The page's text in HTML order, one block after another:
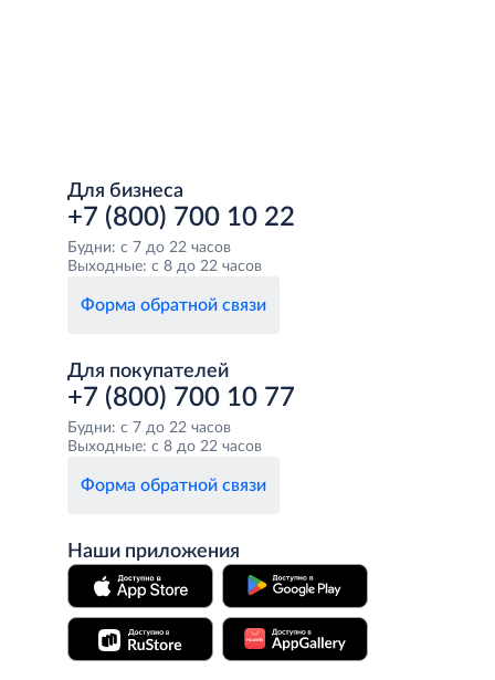
Для бизнеса
+7 (800) 700 10 22
Будни: с 7 до 22 часов
Выходные: с 8 до 22 часов
Форма обратной связи
Для покупателей
+7 (800) 700 10 77
Будни: с 7 до 22 часов
Выходные: с 8 до 22 часов
Форма обратной связи
Наши приложения